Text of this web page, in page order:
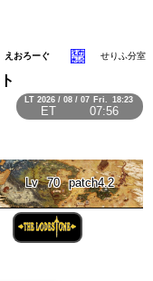
LT 2026 / 08 / 07 Fri. 18:23
ET 07:56
えおろーぐ せりふ分室
Lv 70 patch4.2